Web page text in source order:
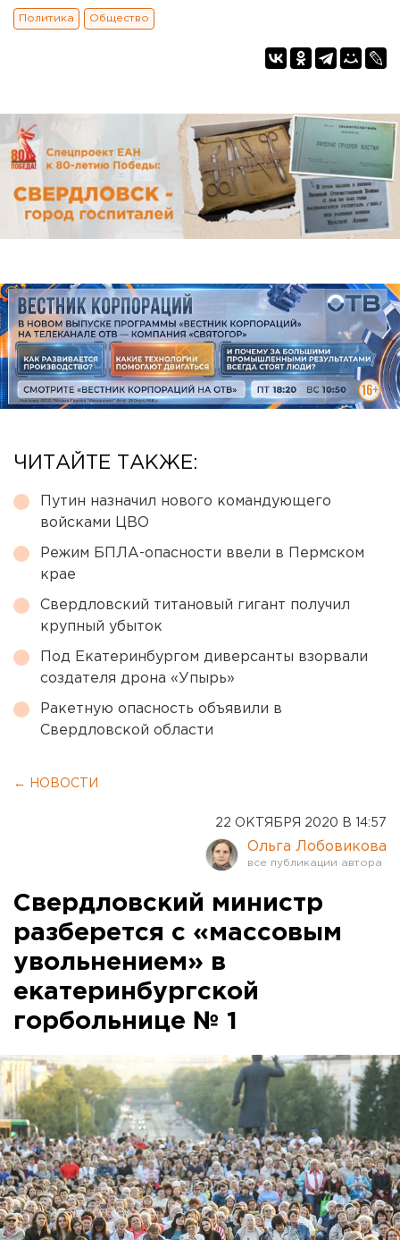
Политика Общество
ЧИТАЙТЕ ТАКЖЕ:
Путин назначил нового командующего
войсками ЦВО
Режим БПЛА-опасности ввели в Пермском
крае
Свердловский титановый гигант получил
крупный убыток
Под Екатеринбургом диверсанты взорвали
создателя дрона «Упырь»
Ракетную опасность объявили в
Свердловской области
← НОВОСТИ
22 ОКТЯБРЯ 2020 В 14:57
Ольга Лобовикова
Свердловский министр
разберется с «массовым
увольнением» в
екатеринбургской
горбольнице № 1